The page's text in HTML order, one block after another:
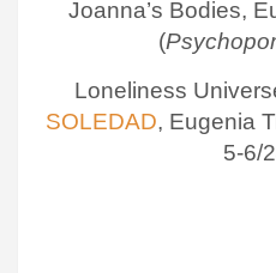
Joanna’s Bodies,
(
Loneliness
SOLEDAD, Eugenia
5-6/